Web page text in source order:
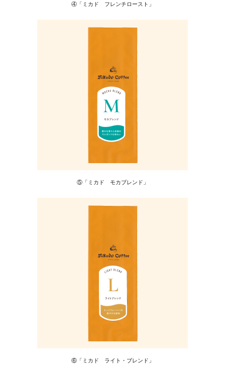
④「ミカド フレンチロースト」
⑤「ミカド モカブレンド」
⑥「ミカド ライト・ブレンド」